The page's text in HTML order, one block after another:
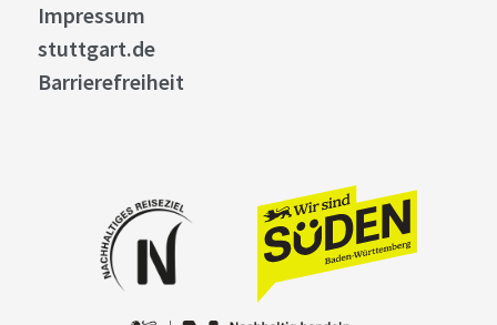
Impressum
stuttgart.de
Barrierefreiheit